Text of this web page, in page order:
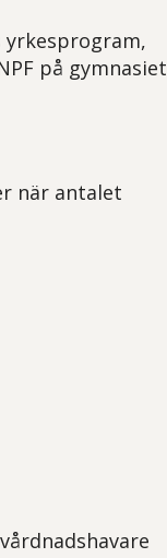
på gymnasiet
när antalet